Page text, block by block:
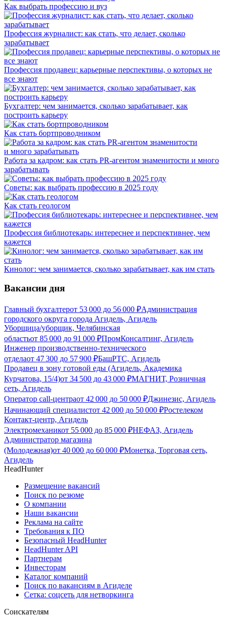
Как выбрать профессию и вуз
Профессия журналист: как стать, что делает, сколько
зарабатывает
Профессия продавец: карьерные перспективы, о которых не
все знают
Бухгалтер: чем занимается, сколько зарабатывает, как
построить карьеру
Как стать бортпроводником
Работа за кадром: как стать PR-агентом знаменитости и много
зарабатывать
Советы: как выбрать профессию в 2025 году
Как стать геологом
Профессия библиотекарь: интереснее и перспективнее, чем
кажется
Кинолог: чем занимается, сколько зарабатывает, как им стать
Вакансии дня
Главный бухгалтерот 53 000 до 56 000 ₽Администрация
городского округа города Агидель, Агидель
Уборщица/уборщик, Челябинская
областьот 85 000 до 91 000 ₽ПромКонсалтинг, Агидель
Инженер производственно-технического
отделаот 47 300 до 57 900 ₽БашРТС, Агидель
Продавец в зону готовой еды (Агидель, Академика
Курчатова, 15/4)от 34 500 до 43 000 ₽МАГНИТ, Розничная
сеть, Агидель
Оператор call-центраот 42 000 до 50 000 ₽Джинезис, Агидель
Начинающий специалистот 42 000 до 50 000 ₽Ростелеком
Контакт-центр, Агидель
Электромеханикот 55 000 до 85 000 ₽НЕФАЗ, Агидель
Администратор магазина
(Молодежная)от 40 000 до 60 000 ₽Монетка, Торговая сеть,
Агидель
HeadHunter
Размещение вакансий
Поиск по резюме
О компании
Наши вакансии
Реклама на сайте
Требования к ПО
Безопасный HeadHunter
HeadHunter API
Партнерам
Инвесторам
Каталог компаний
Поиск по вакансиям в Агиделе
Сетка: соцсеть для нетворкинга
Соискателям